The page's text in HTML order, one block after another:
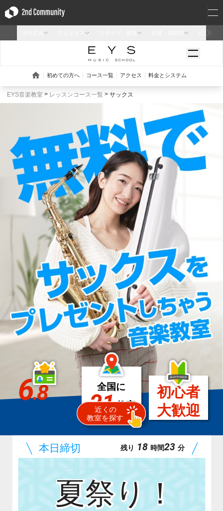
EYS音楽教室 レッスンコース一覧 サックス
6.8 全国に
21教室
初心者
大歓迎
夏祭り！
残り 18 時間23 分